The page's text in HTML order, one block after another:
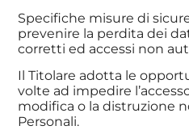
Specifiche misure di
prevenire la perdita dei
corretti ed accessi non
Il Titolare adotta le
volte ad impedire
modifica o la distruzione
Personali.